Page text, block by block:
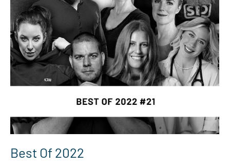
Best Of 2022